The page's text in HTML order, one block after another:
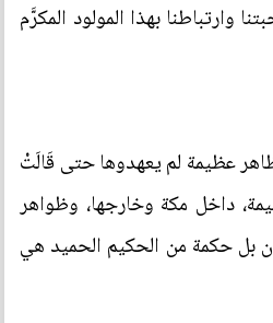
وارتباطنا بهذا المولود المكرَّم
من عام الفيل)، شهد أشياء ومظاهر عظيمة لم يعهدوها حتى قَالَتْ
داخل مكة وخارجها، وظواهر
بل حكمة من الحكيم الحميد هي